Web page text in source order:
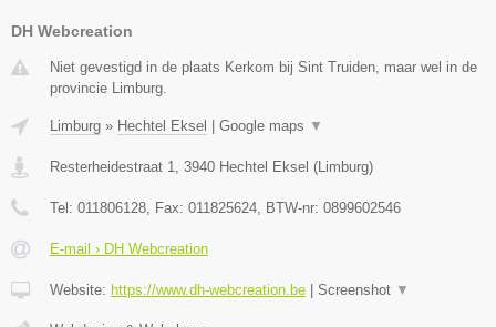
DH Webcreation
Niet gevestigd in de plaats Kerkom bij Sint Truiden, maar wel in de
provincie Limburg.
Limburg » Hechtel Eksel | Google maps ▼
Resterheidestraat 1 3940 Hechtel Eksel (Limburg)
Tel: 011806128 , Fax: 011825624 , BTW-nr: 0899602546
E-mail › DH Webcreation
Website: https://www.dh-webcreation.be | Screenshot ▼